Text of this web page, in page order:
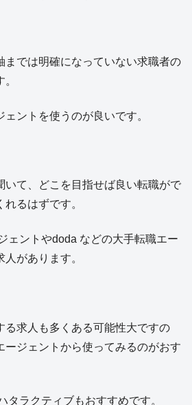
までは明確になっていない求職者の
ントを使うのが良いです。
いて、どこを目指せば良い転職がで
るはずです。
ェントやdoda などの大手転職エー
があります。
る求人も多くある可能性大ですの
ージェントから使ってみるのがおす
タラクティブもおすすめです。